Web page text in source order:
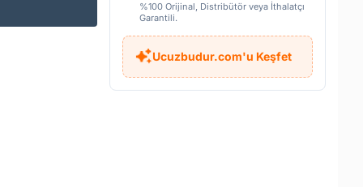
%100 Orijinal, Distribütör veya İthalatçı
Garantili.
Ucuzbudur.com'u Keşfet